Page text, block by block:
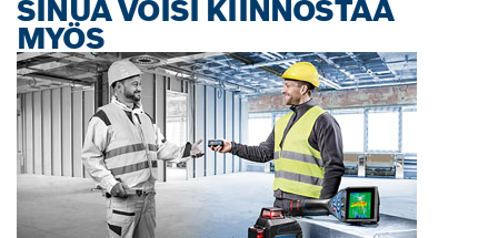
SINUA VOISI KIINNOSTAA
MYÖS